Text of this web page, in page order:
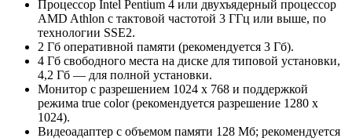
Процессор Intel Pentium 4 или двухъядерный процессор
AMD Athlon с тактовой частотой 3 ГГц или выше, по
технологии SSE2.
2 Гб оперативной памяти (рекомендуется 3 Гб).
4 Гб свободного места на диске для типовой установки,
4,2 Гб — для полной установки.
Монитор с разрешением 1024 x 768 и поддержкой
режима true color (рекомендуется разрешение 1280 х
1024).
Видеоадаптер с объемом памяти 128 Мб; рекомендуется